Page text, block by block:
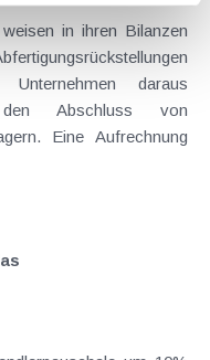
in ihren Bilanzen
daraus
von